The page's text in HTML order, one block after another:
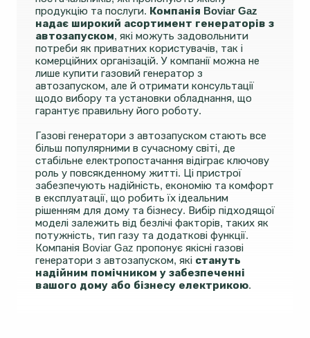
продукцію та послуги. Компанія Boviar Gaz
надає широкий асортимент генераторів з
автозапуском, які можуть задовольнити
потреби як приватних користувачів, так і
комерційних організацій. У компанії можна не
лише купити газовий генератор з
автозапуском, але й отримати консультації
щодо вибору та установки обладнання, що
гарантує правильну його роботу.
Газові генератори з автозапуском стають все
більш популярними в сучасному світі, де
стабільне електропостачання відіграє ключову
роль у повсякденному житті. Ці пристрої
забезпечують надійність, економію та комфорт
в експлуатації, що робить їх ідеальним
рішенням для дому та бізнесу. Вибір підходящої
моделі залежить від безлічі факторів, таких як
потужність, тип газу та додаткові функції.
Компанія Boviar Gaz пропонує якісні газові
генератори з автозапуском, які стануть
надійним помічником у забезпеченні
вашого дому або бізнесу електрикою.